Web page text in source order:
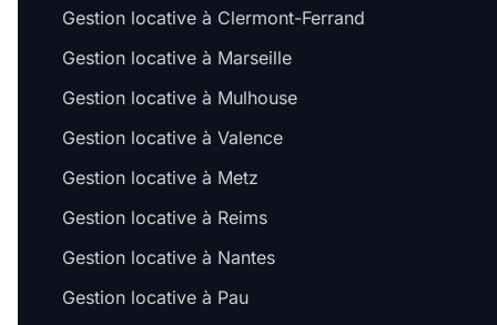
Gestion locative à Clermont-Ferrand
Gestion locative à Marseille
Gestion locative à Mulhouse
Gestion locative à Valence
Gestion locative à Metz
Gestion locative à Reims
Gestion locative à Nantes
Gestion locative à Pau